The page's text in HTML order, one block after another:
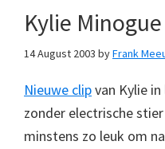
Kylie
14 August 2003 byFrank
Nieuwe clipvan Kylie
zonder electrische
minstens zo leuk om